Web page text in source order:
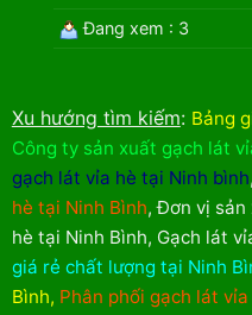
Đang xem : 3
Xu hướng tìm kiếm: Bảng
Công ty sản xuất gạch lát
gạch lát vỉa hè tại Ninh bình
hè tại Ninh Bình,Đơn vị sản
hè tại Ninh Bình, Gạch lát
giá rẻ chất lượng tại Ninh
Bình, Phân phối gạch lát